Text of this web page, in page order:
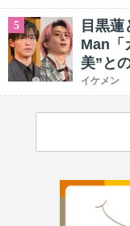
5
目黒
Man「
美”と
イケメン